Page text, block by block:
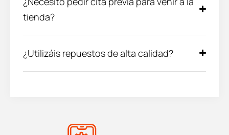
tienda?
¿Utilizáis repuestos de alta calidad?